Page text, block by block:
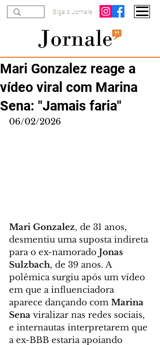
Siga o Jornale
Mari Gonzalez reage a
vídeo viral com Marina
Sena: "Jamais faria"
06/02/2026
Mari Gonzalez, de 31 anos,
desmentiu uma suposta indireta
para o ex-namorado Jonas
Sulzbach, de 39 anos. A
polêmica surgiu após um vídeo
em que a influenciadora
aparece dançando com Marina
Sena viralizar nas redes sociais,
e internautas interpretarem que
a ex-BBB estaria apoiando